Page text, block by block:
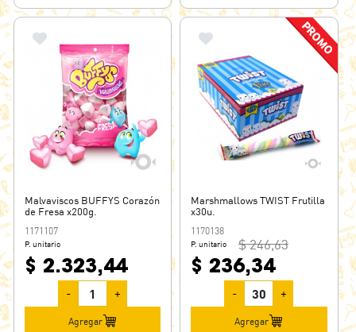
Malvaviscos BUFFYS Corazón
de Fresa x200g.
1171107
P. unitario
$ 2.323,44
- +
Agregar
Marshmallows TWIST Frutilla
x30u.
1170138
P. unitario $ 246,63
$ 236,34
- +
Agregar